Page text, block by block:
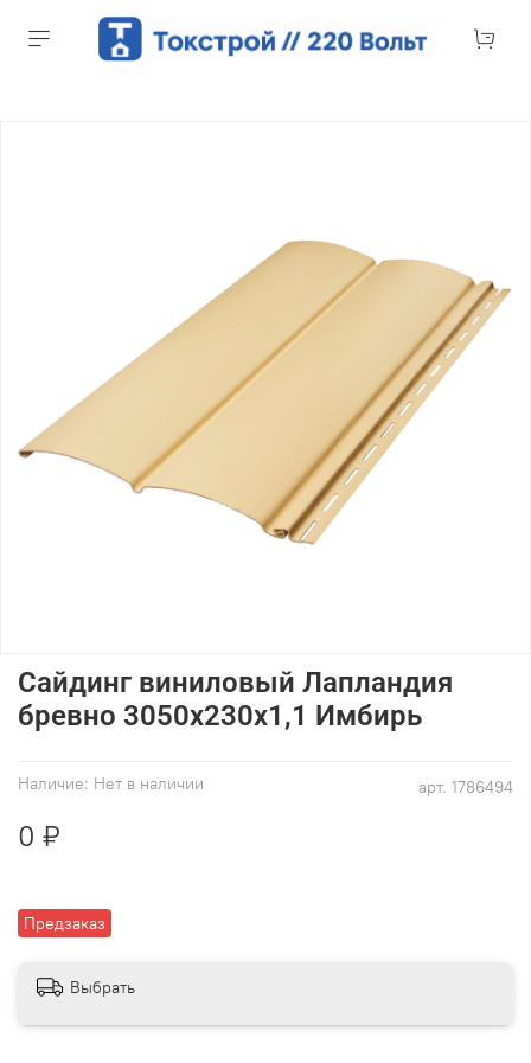
арт. 1786494
Наличие: Нет в наличии
Предзаказ
Сайдинг виниловый Лапландия
бревно 3050х230х1,1 Имбирь
0 ₽
Выбрать